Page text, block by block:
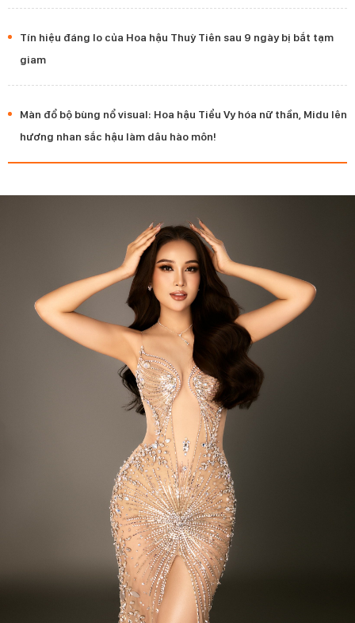
Tín hiệu đáng lo của Hoa hậu Thuỳ Tiên sau 9 ngày bị bắt tạm
giam
Màn đổ bộ bùng nổ visual: Hoa hậu Tiểu Vy hóa nữ thần, Midu lên
hương nhan sắc hậu làm dâu hào môn!